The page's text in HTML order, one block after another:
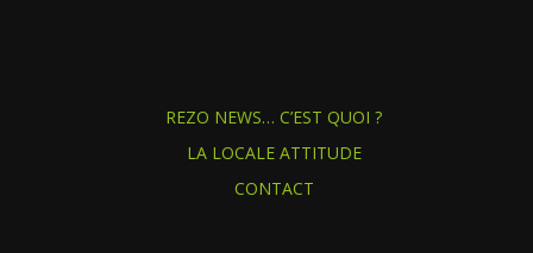
REZO NEWS… C’EST QUOI ?
LA LOCALE ATTITUDE
CONTACT